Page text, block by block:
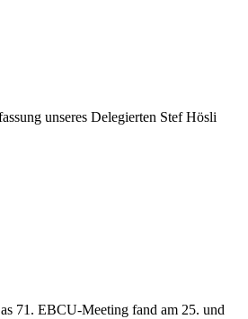
unseres Delegierten Stef Hösli
71. EBCU-Meeting fand am 25. und